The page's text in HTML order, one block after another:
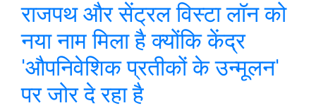
राजपथ और सेंट्रल विस्टा लॉन को
नया नाम मिला है क्योंकि केंद्र
'औपनिवेशिक प्रतीकों के उन्मूलन'
पर जोर दे रहा है